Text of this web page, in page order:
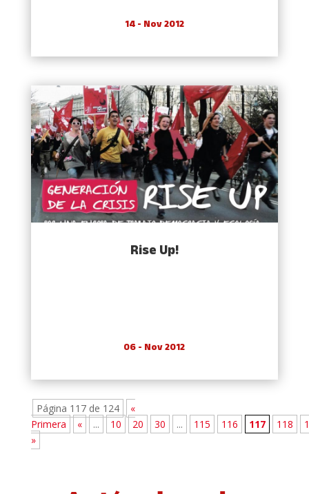
14 - Nov 2012
Rise Up!
06 - Nov 2012
Página 117 de 124
«
Primera
« ... 10 20 30 ... 115 116 117 118
»